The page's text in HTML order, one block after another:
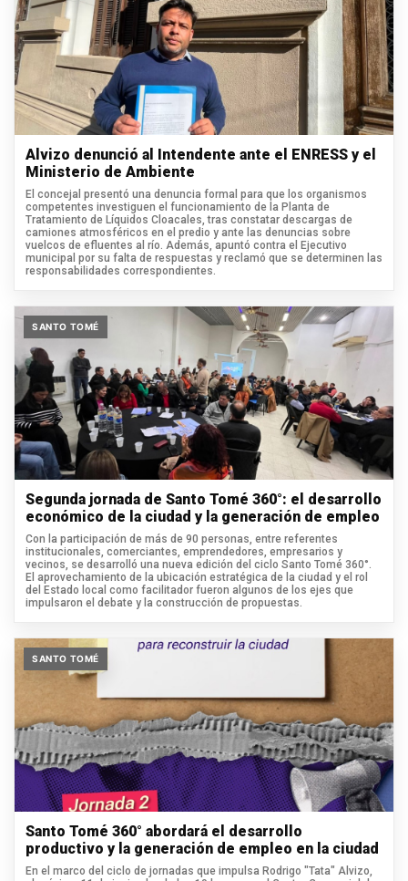
Alvizo denunció al Intendente ante el ENRESS y el
Ministerio de Ambiente
El concejal presentó una denuncia formal para que los organismos
competentes investiguen el funcionamiento de la Planta de
Tratamiento de Líquidos Cloacales, tras constatar descargas de
camiones atmosféricos en el predio y ante las denuncias sobre
vuelcos de efluentes al río. Además, apuntó contra el Ejecutivo
municipal por su falta de respuestas y reclamó que se determinen las
responsabilidades correspondientes.
SANTO TOMÉ
Segunda jornada de Santo Tomé 360°: el desarrollo
económico de la ciudad y la generación de empleo
Con la participación de más de 90 personas, entre referentes
institucionales, comerciantes, emprendedores, empresarios y
vecinos, se desarrolló una nueva edición del ciclo Santo Tomé 360°.
El aprovechamiento de la ubicación estratégica de la ciudad y el rol
del Estado local como facilitador fueron algunos de los ejes que
impulsaron el debate y la construcción de propuestas.
SANTO TOMÉ
Santo Tomé 360° abordará el desarrollo
productivo y la generación de empleo en la ciudad
En el marco del ciclo de jornadas que impulsa Rodrigo "Tata" Alvizo,